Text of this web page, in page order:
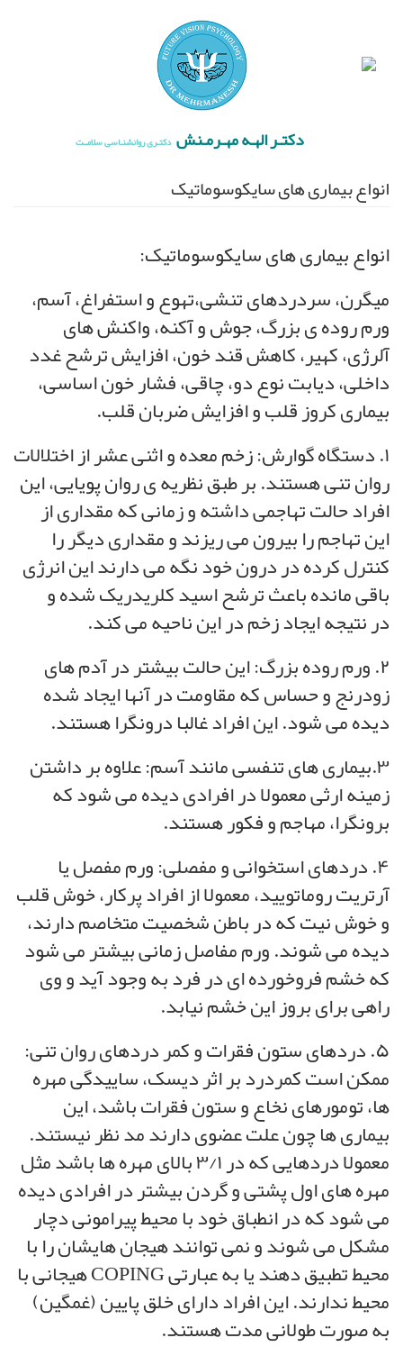
دکتـر الهـه مهـرمـنش دکتـری روانشنـاسی سلامــت
ورود
سایت
مرتبط
مقالات
ارتباط
با
ما
انواع بیماری های سایکوسوماتیک
انواع بیماری های سایکوسوماتیک:
میگرن، سردردهای تنشی،تهوع و استفراغ، آسم،
ورم روده ی بزرگ، جوش و آکنه، واکنش های
آلرژی، کهیر، کاهش قند خون، افزایش ترشح غدد
داخلی، دیابت نوع دو، چاقی، فشار خون اساسی،
بیماری کروز قلب و افزایش ضربان قلب.
۱. دستگاه گوارش: زخم معده و اثنی عشر از اختلالات
روان تنی هستند. بر طبق نظریه ی روان پویایی، این
افراد حالت تهاجمی داشته و زمانی که مقداری از
این تهاجم را بیرون می ریزند و مقداری دیگر را
کنترل کرده در درون خود نگه می دارند این انرژی
باقی مانده باعث ترشح اسید کلریدریک شده و
در نتیجه ایجاد زخم در این ناحیه می کند.
۲. ورم روده بزرگ: این حالت بیشتر در آدم های
زودرنج و حساس که مقاومت در آنها ایجاد شده
دیده می شود. این افراد غالبا درونگرا هستند.
۳.بیماری های تنفسی مانند آسم: علاوه بر داشتن
زمینه ارثی معمولا در افرادی دیده می شود که
برونگرا، مهاجم و فکور هستند.
۴. دردهای استخوانی و مفصلی: ورم مفصل یا
آرتریت روماتویید، معمولا از افراد پرکار، خوش قلب
و خوش نیت که در باطن شخصیت متخاصم دارند،
دیده می شوند. ورم مفاصل زمانی بیشتر می شود
که خشم فروخورده ای در فرد به وجود آید و وی
راهی برای بروز این خشم نیابد.
۵. دردهای ستون فقرات و کمر دردهای روان تنی:
ممکن است کمردرد بر اثر دیسک، ساییدگی مهره
ها، تومورهای نخاع و ستون فقرات باشد، این
بیماری ها چون علت عضوی دارند مد نظر نیستند.
معمولا دردهایی که در ۳/۱ بالای مهره ها باشد مثل
مهره های اول پشتی و گردن بیشتر در افرادی دیده
می شود که در انطباق خود با محیط پیرامونی دچار
مشکل می شوند و نمی توانند هیجان هایشان را با
محیط تطبیق دهند یا به عبارتی COPING هیجانی با
محیط ندارند. این افراد دارای خلق پایین (غمگین)
به صورت طولانی مدت هستند.